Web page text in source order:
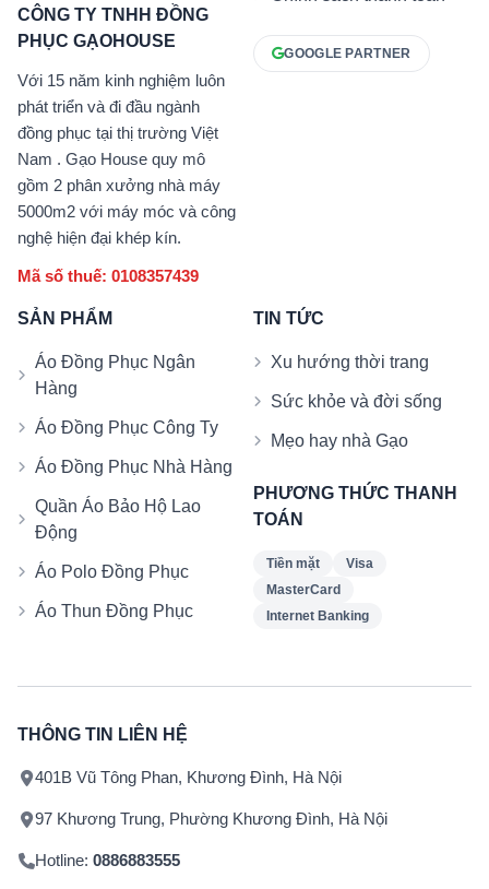
CÔNG TY TNHH ĐỒNG
PHỤC GẠOHOUSE
Với 15 năm kinh nghiệm luôn
phát triển và đi đầu ngành
đồng phục tại thị trường Việt
Nam . Gạo House quy mô
gồm 2 phân xưởng nhà máy
5000m2 với máy móc và công
nghệ hiện đại khép kín.
Mã số thuế: 0108357439
GOOGLE PARTNER
SẢN PHẨM
Áo Đồng Phục Ngân
Hàng
Áo Đồng Phục Công Ty
Áo Đồng Phục Nhà Hàng
Quần Áo Bảo Hộ Lao
Động
Áo Polo Đồng Phục
Áo Thun Đồng Phục
TIN TỨC
Xu hướng thời trang
Sức khỏe và đời sống
Mẹo hay nhà Gạo
PHƯƠNG THỨC THANH
TOÁN
Tiền mặt
Visa
MasterCard
Internet Banking
THÔNG TIN LIÊN HỆ
401B Vũ Tông Phan, Khương Đình, Hà Nội
97 Khương Trung, Phường Khương Đình, Hà Nội
Hotline: 0886883555